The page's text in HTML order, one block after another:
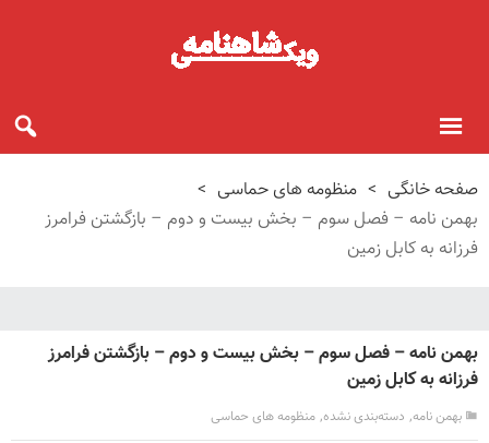
صفحه خانگی > منظومه های حماسی >
بهمن نامه – فصل سوم – بخش بیست و دوم – بازگشتن فرامرز
فرزانه به کابل زمین
بهمن نامه – فصل سوم – بخش بیست و دوم – بازگشتن فرامرز
فرزانه به کابل زمین
بهمن نامه, دسته‌بندی نشده, منظومه های حماسی